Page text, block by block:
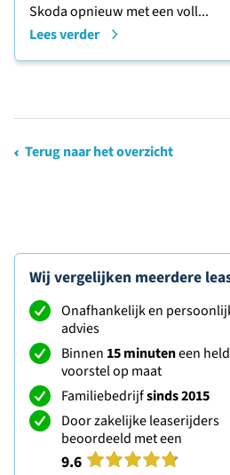
Skoda opnieuw met een voll...
Lees verder
Terug naar het overzicht
Wij vergelijken meerdere
Onafhankelijk en
advies
Binnen 15 minuteneen
voorstel op maat
Familiebedrijfsinds 2015
Door zakelijke leaserijders
beoordeeld met een
9.6